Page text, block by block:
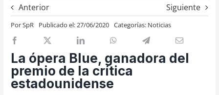
Previos de ópera
Entrevistas
Recomendación
Cosas de Beckmesser
Nosotros y privacidad
Buscar:
Anterior Siguiente
PorSpR Publicado el: 27/06/2020 Categorías: Noticias
La ópera Blue, ganadora del
premio de la crítica
estadounidense